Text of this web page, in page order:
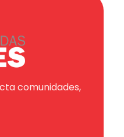
comunidades,